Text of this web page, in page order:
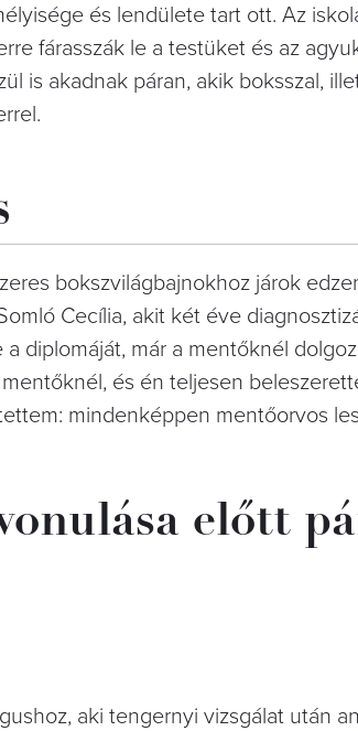
és lendülete tart ott. Az
fárasszák le a testüket és az
is akadnak páran, akik boksszal,
bokszvilágbajnokhoz járok
Cecília, akit két éve
diplomáját, már a mentőknél
és én teljesen
mindenképpen mentőorvos
előtt
aki tengernyi vizsgálat után